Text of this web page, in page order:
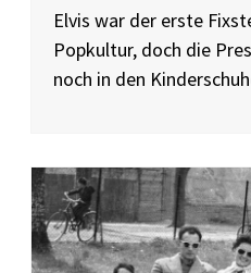
Elvis war der erste
Popkultur, doch die
noch in den